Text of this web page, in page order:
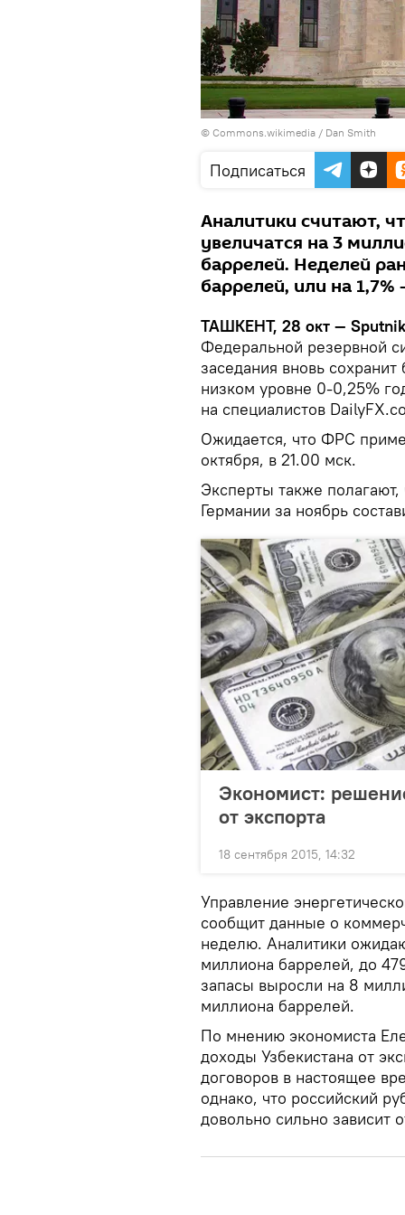
© Commons.wikimedia / Dan Smith
Подписаться
Аналитики считают,
увеличатся на 3
баррелей. Неделей
баррелей, или на
ТАШКЕНТ, 28 окт —
Федеральной резервной
заседания вновь
низком уровне 0-0,25%
на специалистов
Ожидается, что ФРС
октября, в 21.00 мск.
Эксперты также
Германии за ноябрь
Экономист:
от экспорта
18 сентября 2015, 14:32
Управление
сообщит данные о
неделю. Аналитики
миллиона баррелей, до
запасы выросли на 8
миллиона баррелей.
По мнению экономиста
доходы Узбекистана от
договоров в настоящее
однако, что российский
довольно сильно зависит